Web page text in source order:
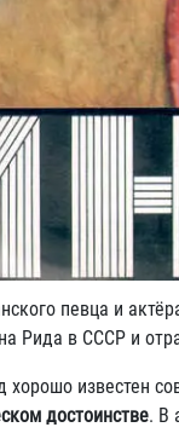
певца и
Рида в СССР и
известен
достоинстве. В